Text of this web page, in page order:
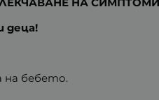
деца!
на бебето.